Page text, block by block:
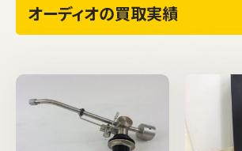
オーディオの買取実績